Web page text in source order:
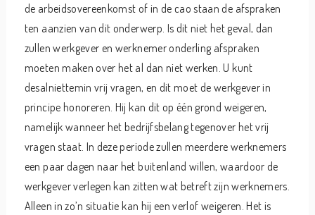
de arbeidsovereenkomst of in de cao staan de afspraken
ten aanzien van dit onderwerp. Is dit niet het geval, dan
zullen werkgever en werknemer onderling afspraken
moeten maken over het al dan niet werken. U kunt
desalniettemin vrij vragen, en dit moet de werkgever in
principe honoreren. Hij kan dit op één grond weigeren,
namelijk wanneer het bedrijfsbelang tegenover het vrij
vragen staat. In deze periode zullen meerdere werknemers
een paar dagen naar het buitenland willen, waardoor de
werkgever verlegen kan zitten wat betreft zijn werknemers.
Alleen in zo’n situatie kan hij een verlof weigeren. Het is